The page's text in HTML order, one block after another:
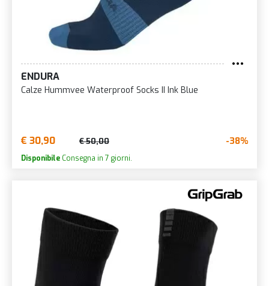
ENDURA
Calze Hummvee Waterproof Socks II Ink Blue
€ 30,90 € 50,00 -38%
Disponibile Consegna in 7 giorni.